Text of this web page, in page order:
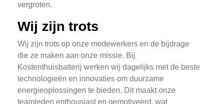
vergroten.
Wij zijn trots
Wij zijn trots op onze medewerkers en de bijdrage
die ze maken aan onze missie. Bij
Kostenthuisbatterij werken wij dagelijks met de beste
technologieën en innovaties om duurzame
energieoplossingen te bieden. Dit maakt onze
teamleden enthousiast en gemotiveerd, wat